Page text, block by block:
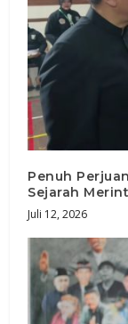
Penuh
Sejarah
Juli 12, 2026